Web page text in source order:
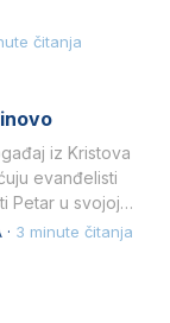
čitanja
iz Kristova
evanđelisti
Petar u svojoj
3 minute čitanja